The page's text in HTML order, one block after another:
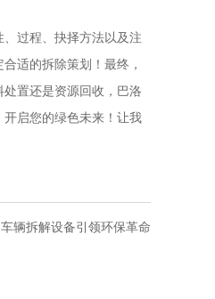
过程、抉择方法以及注
适的拆除策划！最终，
置还是资源回收，巴洛
启您的绿色未来！让我
辆拆解设备引领环保革命